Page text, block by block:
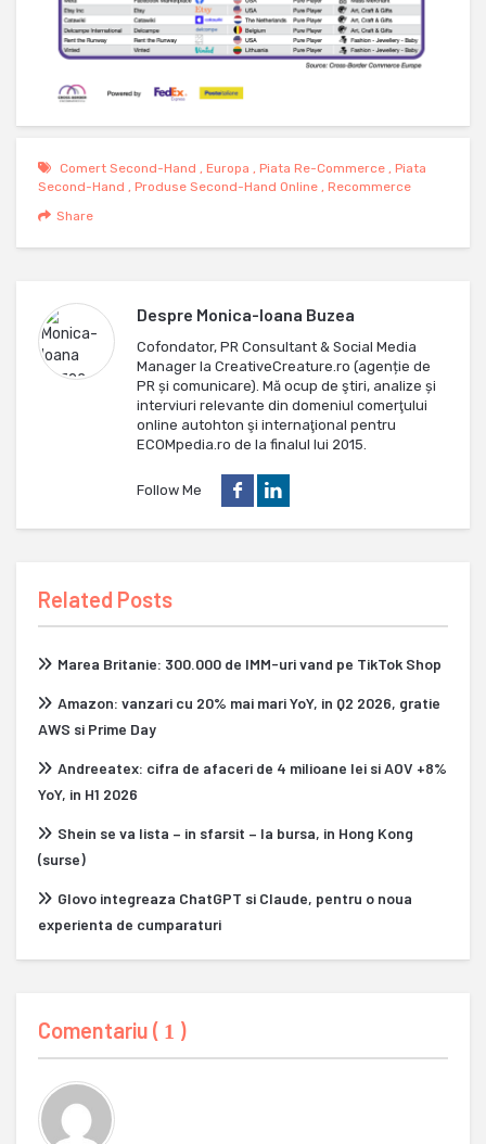
Comert Second-Hand , Europa , Piata Re-Commerce , Piata
Second-Hand , Produse Second-Hand Online , Recommerce
Share
Despre Monica-Ioana Buzea
Cofondator, PR Consultant & Social Media
Manager la CreativeCreature.ro (agenție de
PR și comunicare). Mă ocup de ştiri, analize și
interviuri relevante din domeniul comerţului
online autohton şi internaţional pentru
ECOMpedia.ro de la finalul lui 2015.
Follow Me
Related Posts
Marea Britanie: 300.000 de IMM-uri vand pe TikTok Shop
Amazon: vanzari cu 20% mai mari YoY, in Q2 2026, gratie
AWS si Prime Day
Andreeatex: cifra de afaceri de 4 milioane lei si AOV +8%
YoY, in H1 2026
Shein se va lista – in sfarsit – la bursa, in Hong Kong
(surse)
Glovo integreaza ChatGPT si Claude, pentru o noua
experienta de cumparaturi
Comentariu ( 1 )